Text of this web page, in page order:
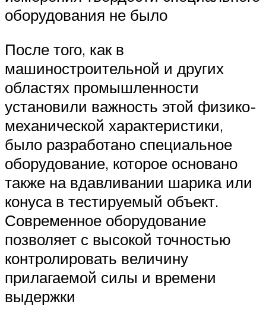
оборудования не было
После того, как в
машиностроительной и других
областях промышленности
установили важность этой физико-
механической характеристики,
было разработано специальное
оборудование, которое основано
также на вдавливании шарика или
конуса в тестируемый объект.
Современное оборудование
позволяет с высокой точностью
контролировать величину
прилагаемой силы и времени
выдержки